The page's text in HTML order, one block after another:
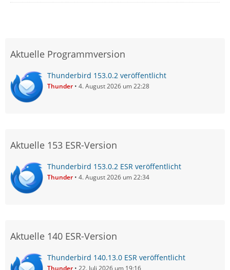
Aktuelle Programmversion
Thunderbird 153.0.2 veröffentlicht
Thunder 4. August 2026 um 22:28
Aktuelle 153 ESR-Version
Thunderbird 153.0.2 ESR veröffentlicht
Thunder 4. August 2026 um 22:34
Aktuelle 140 ESR-Version
Thunderbird 140.13.0 ESR veröffentlicht
Thunder 22. Juli 2026 um 19:16